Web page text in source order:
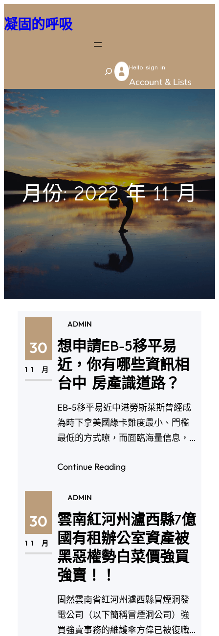
至
容
凝固的呼吸
S
e
Hello sign in
Account & Lists
月份:2022 年 11 月
30
11 月
ADMIN
想申請EB-5移平易
近，你有哪些資訊相
台中 房產識道路？
EB-5移平易近中港勞斯萊斯曾經成
為時下拿美國綠卡難度最小、門檻
最低的方式瞭，而面臨海量信息，
Continue Reading
30
11 月
ADMIN
雲南紅河州瀘西縣7億
國有租辦公室資產被
黑惡權勢白菜價強買
強賣！！
固然雲南省紅河州瀘西縣冒煙洞發
電公司（以下簡稱冒煙洞公司）強
買強賣事務的維護傘方偉已被復職